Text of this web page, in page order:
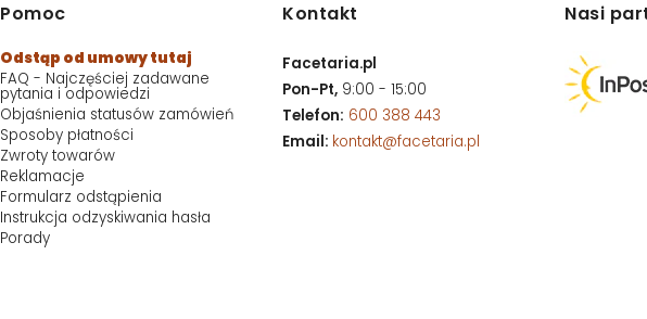
Pomoc
Odstąp od umowy tutaj
FAQ - Najczęściej zadawane
pytania i odpowiedzi
Objaśnienia statusów zamówień
Sposoby płatności
Zwroty towarów
Reklamacje
Formularz odstąpienia
Instrukcja odzyskiwania hasła
Porady
Kontakt
Facetaria.pl
Pon-Pt, 9:00 - 15:00
Telefon: 600 388 443
Email: kontakt@facetaria.pl
Nasi